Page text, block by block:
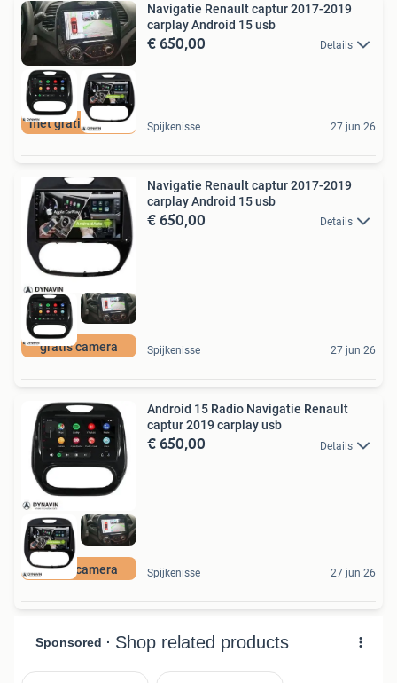
met gratis camera
Navigatie Renault captur 2017-2019
carplay Android 15 usb
€ 650,00 Details
Spijkenisse 27 jun 26
gratis camera
Navigatie Renault captur 2017-2019
carplay Android 15 usb
€ 650,00 Details
Spijkenisse 27 jun 26
gratis camera
Android 15 Radio Navigatie Renault
captur 2019 carplay usb
€ 650,00 Details
Spijkenisse 27 jun 26